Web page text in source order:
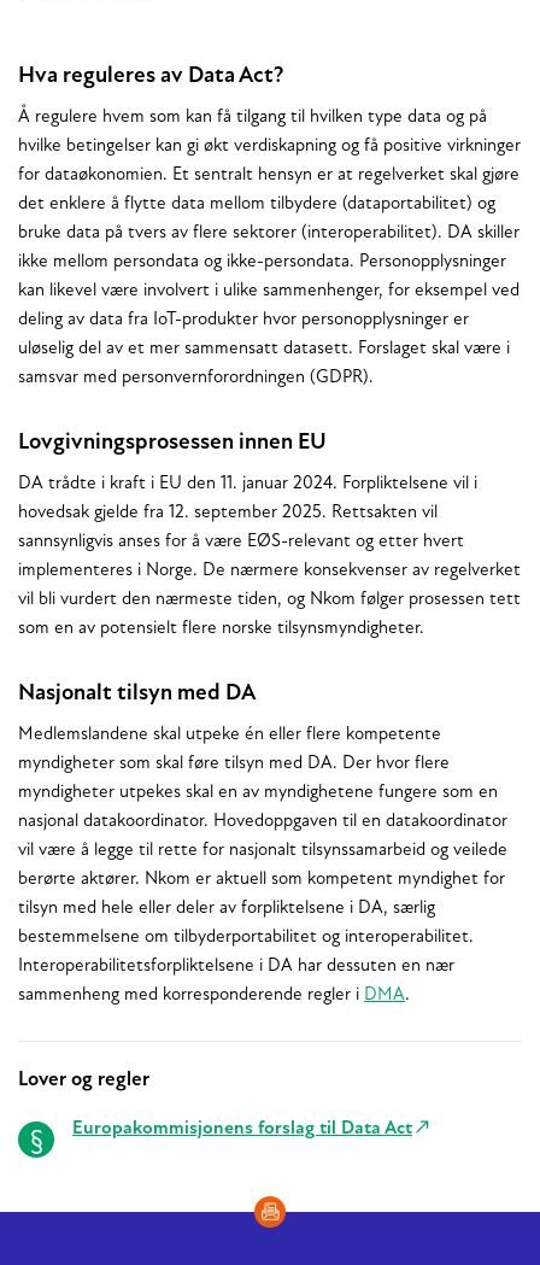
Hva reguleres av Data Act?
Å regulere hvem som kan få tilgang til hvilken type data og på
hvilke betingelser kan gi økt verdiskapning og få positive virkninger
for dataøkonomien. Et sentralt hensyn er at regelverket skal gjøre
det enklere å flytte data mellom tilbydere (dataportabilitet) og
bruke data på tvers av flere sektorer (interoperabilitet). DA skiller
ikke mellom persondata og ikke-persondata. Personopplysninger
kan likevel være involvert i ulike sammenhenger, for eksempel ved
deling av data fra IoT-produkter hvor personopplysninger er
uløselig del av et mer sammensatt datasett. Forslaget skal være i
samsvar med personvernforordningen (GDPR).
Lovgivningsprosessen innen EU
DA trådte i kraft i EU den 11. januar 2024. Forpliktelsene vil i
hovedsak gjelde fra 12. september 2025. Rettsakten vil
sannsynligvis anses for å være EØS-relevant og etter hvert
implementeres i Norge. De nærmere konsekvenser av regelverket
vil bli vurdert den nærmeste tiden, og Nkom følger prosessen tett
som en av potensielt flere norske tilsynsmyndigheter.
Nasjonalt tilsyn med DA
Medlemslandene skal utpeke én eller flere kompetente
myndigheter som skal føre tilsyn med DA. Der hvor flere
myndigheter utpekes skal en av myndighetene fungere som en
nasjonal datakoordinator. Hovedoppgaven til en datakoordinator
vil være å legge til rette for nasjonalt tilsynssamarbeid og veilede
berørte aktører. Nkom er aktuell som kompetent myndighet for
tilsyn med hele eller deler av forpliktelsene i DA, særlig
bestemmelsene om tilbyderportabilitet og interoperabilitet.
Interoperabilitetsforpliktelsene i DA har dessuten en nær
sammenheng med korresponderende regler i DMA.
Relaterte
Lover og regler
Europakommisjonens forslag til Data Act